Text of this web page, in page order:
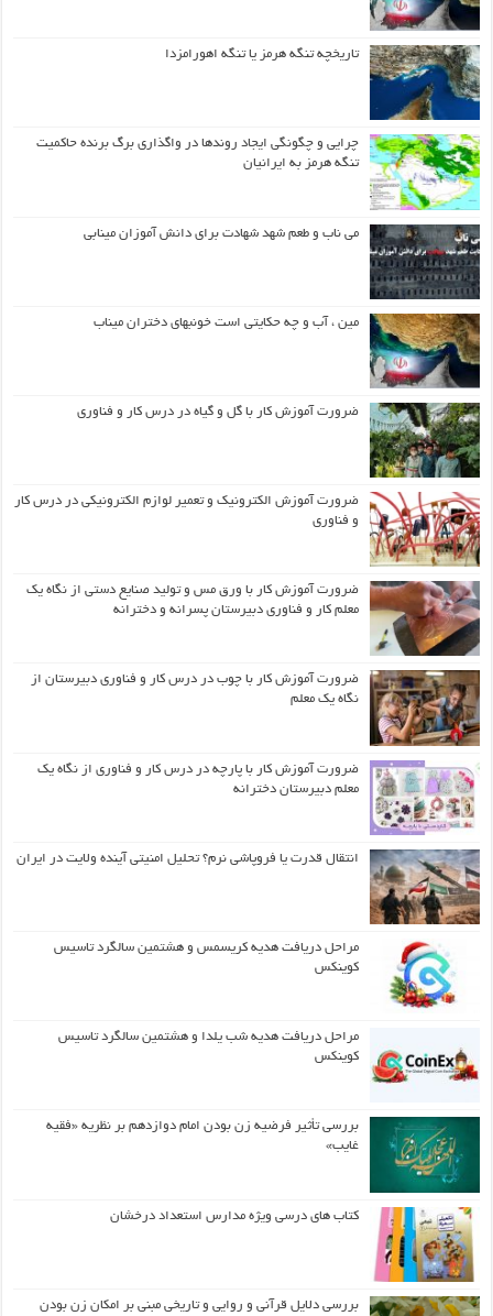
تاریخچه تنگه هرمز یا تنگه اهورامزدا
چرایی و چگونگی ایجاد روندها در واگذاری برگ برنده حاکمیت
تنگه هرمز به ایرانیان
می ناب و طعم شهد شهادت برای دانش آموزان مینابی
مین ، آب و چه حکایتی است خونبهای دختران میناب
ضرورت آموزش کار با گل و گیاه در درس کار و فناوری
ضرورت آموزش الکترونیک و تعمیر لوازم الکترونیکی در درس کار
و فناوری
ضرورت آموزش کار با ورق مس و تولید صنایع دستی از نگاه یک
معلم کار و فناوری دبیرستان پسرانه و دخترانه
ضرورت آموزش کار با چوب در درس کار و فناوری دبیرستان از
نگاه یک معلم
ضرورت آموزش کار با پارچه در درس کار و فناوری از نگاه یک
معلم دبیرستان دخترانه
انتقال قدرت یا فروپاشی نرم؟ تحلیل امنیتی آینده ولایت در ایران
مراحل دریافت هدیه کریسمس و هشتمین سالگرد تاسیس
کوینکس
مراحل دریافت هدیه شب یلدا و هشتمین سالگرد تاسیس
کوینکس
بررسی تأثیر فرضیه زن بودن امام دوازدهم بر نظریه «فقیه
غایب»
کتاب های درسی ویژه مدارس استعداد درخشان
بررسی دلایل قرآنی و روایی و تاریخی مبنی بر امکان زن بودن